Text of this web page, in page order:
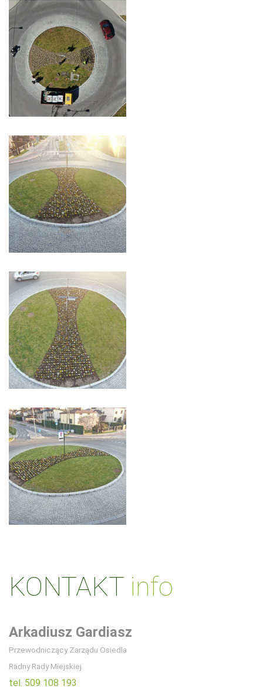
KONTAKT info
Arkadiusz Gardiasz
Przewodniczący Zarządu Osiedla
Radny Rady Miejskiej
tel. 509 108 193